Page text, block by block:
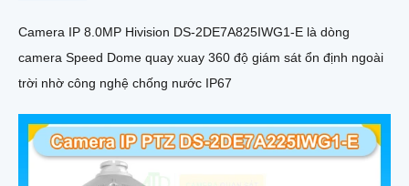
Camera IP 8.0MP Hivision DS-2DE7A825IWG1-E là dòng
camera Speed Dome quay xuay 360 độ giám sát ổn định ngoài
trời nhờ công nghệ chống nước IP67